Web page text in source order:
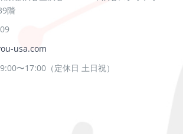
階
usa.com
〜17:00（定休日 土日祝）